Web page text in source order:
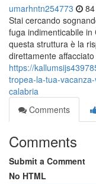
umarhntn254773
Stai cercando
fuga indimenticabile
questa struttura è la
direttamente
https://
tropea-la-tua-
calabria
Comments
Comments
Submit a Comment
No HTML